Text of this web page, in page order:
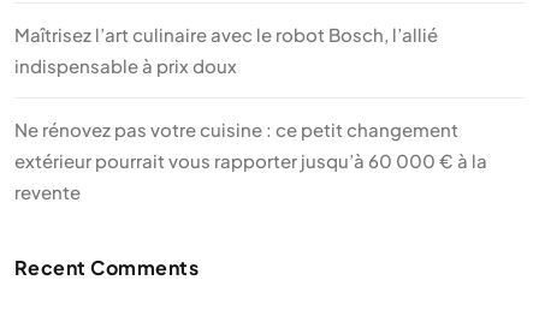
Maîtrisez l’art culinaire avec le robot Bosch, l’allié
indispensable à prix doux
Ne rénovez pas votre cuisine : ce petit changement
extérieur pourrait vous rapporter jusqu’à 60 000 € à la
revente
Recent Comments